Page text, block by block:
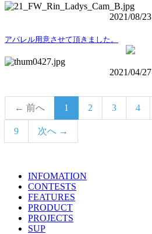
2021/08/23
アパレル用意させて頂きました。
2021/04/27
← 前へ 1 2 3 4
9 次へ →
TOPICS LISTINFOMATION
CONTESTS
FEATURES
PRODUCT
PROJECTS
SUP